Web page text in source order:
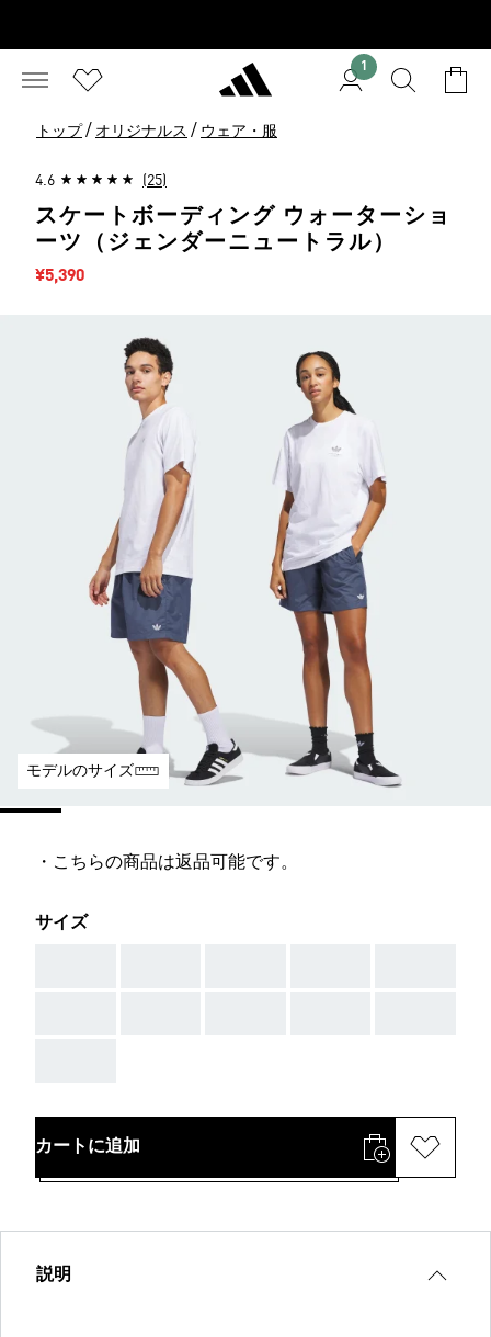
1
トップ / オリジナルス / ウェア・服
4.6 (25)
スケートボーディング ウォーターショ
ーツ（ジェンダーニュートラル）
セール価格
¥5,390
モデルのサイズ
・こちらの商品は返品可能です。
サイズ
カートに追加
説明